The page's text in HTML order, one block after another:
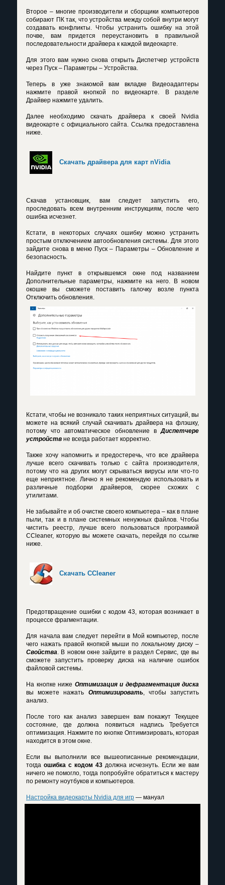
Второе – многие производители и сборщики компьютеров
собирают ПК так, что устройства между собой внутри могут
создавать конфликты. Чтобы устранить ошибку на этой
почве, вам придется переустановить в правильной
последовательности драйвера к каждой видеокарте.
Для этого вам нужно снова открыть Диспетчер устройств
через Пуск – Параметры – Устройства.
Теперь в уже знакомой вам вкладке Видеоадаптеры
нажмите правой кнопкой по видеокарте. В разделе
Драйвер нажмите удалить.
Далее необходимо скачать драйвера к своей Nvidia
видеокарте с официального сайта. Ссылка предоставлена
ниже.
Скачать драйвера для карт nVidia
Скачав установщик, вам следует запустить его,
проследовать всем внутренним инструкциям, после чего
ошибка исчезнет.
Кстати, в некоторых случаях ошибку можно устранить
простым отключением автообновления системы. Для этого
зайдите снова в меню Пуск – Параметры – Обновление и
безопасность.
Найдите пункт в открывшемся окне под названием
Дополнительные параметры, нажмите на него. В новом
окошке вы сможете поставить галочку возле пункта
Отключить обновления.
Кстати, чтобы не возникало таких неприятных ситуаций, вы
можете на всякий случай скачивать драйвера на флэшку,
потому что автоматическое обновление вДиспетчере
устройств не всегда работает корректно.
Также хочу напомнить и предостеречь, что все драйвера
лучше всего скачивать только с сайта производителя,
потому что на других могут скрываться вирусы или что-то
еще неприятное. Лично я не рекомендую использовать и
различные подборки драйверов, скорее схожих с
утилитами.
Не забывайте и об очистке своего компьютера – как в плане
пыли, так и в плане системных ненужных файлов. Чтобы
чистить реестр, лучше всего пользоваться программой
CCleaner, которую вы можете скачать, перейдя по ссылке
ниже.
Скачать CCleaner
Предотвращение ошибки с кодом 43, которая возникает в
процессе фрагментации.
Для начала вам следует перейти в Мой компьютер, после
чего нажать правой кнопкой мыши по локальному диску –
Свойства. В новом окне зайдите в раздел Сервис, где вы
сможете запустить проверку диска на наличие ошибок
файловой системы.
На кнопке ниже Оптимизация и дефрагментация диска
вы можете нажать Оптимизировать, чтобы запустить
анализ.
После того как анализ завершен вам покажут Текущее
состояние, где должна появиться надпись Требуется
оптимизация. Нажмите по кнопке Оптимизировать, которая
находится в этом окне.
Если вы выполнили все вышеописанные рекомендации,
тогда ошибка с кодом 43 должна исчезнуть. Если же вам
ничего не помогло, тогда попробуйте обратиться к мастеру
по ремонту ноутбуков и компьютеров.
Настройка видеокарты Nvidia для игр — мануал